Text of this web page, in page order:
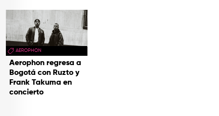
AEROPHON
Aerophon regresa a
Bogotá con Ruzto y
Frank Takuma en
concierto